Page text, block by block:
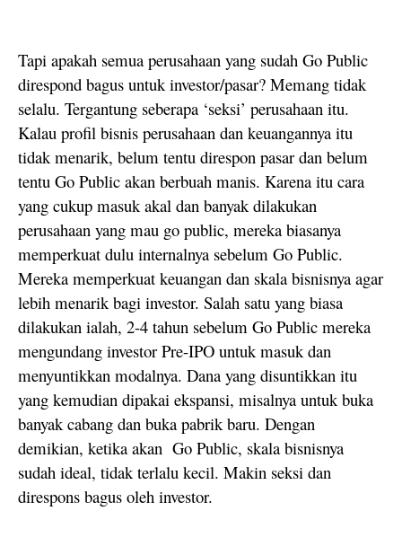
Tapi apakah semua perusahaan yang sudah Go Public
direspond bagus untuk investor/pasar? Memang tidak
selalu. Tergantung seberapa ‘seksi’ perusahaan itu.
Kalau profil bisnis perusahaan dan keuangannya itu
tidak menarik, belum tentu direspon pasar dan belum
tentu Go Public akan berbuah manis. Karena itu cara
yang cukup masuk akal dan banyak dilakukan
perusahaan yang mau go public, mereka biasanya
memperkuat dulu internalnya sebelum Go Public.
Mereka memperkuat keuangan dan skala bisnisnya agar
lebih menarik bagi investor. Salah satu yang biasa
dilakukan ialah, 2-4 tahun sebelum Go Public mereka
mengundang investor Pre-IPO untuk masuk dan
menyuntikkan modalnya. Dana yang disuntikkan itu
yang kemudian dipakai ekspansi, misalnya untuk buka
banyak cabang dan buka pabrik baru. Dengan
demikian, ketika akan Go Public, skala bisnisnya
sudah ideal, tidak terlalu kecil. Makin seksi dan
direspons bagus oleh investor.